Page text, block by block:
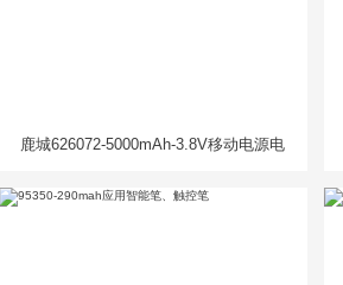
鹿城626072-5000mAh-3.8V移动电源电